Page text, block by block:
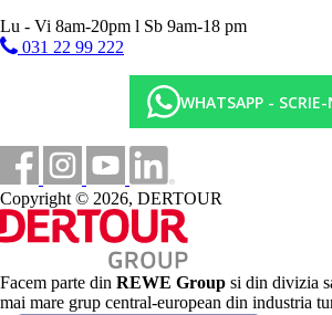
Descrierea plajei
sezlonguri, sezlonguri pentru copii
umbrele si prosoape gratuite
bar pe plaja
Activitati gratuite
programe de animatie
programe de seara
terenuri de tenis (echipament,
tenis de masa
fotbal de masa
mini-golf
fotbal (iluminat si echipament
Lu - Vi 8am-20pm l Sb 9am-18 pm
031 22 99 222
WHATSAPP - SCRIE-
Copyright © 2026, DERTOUR
Facem parte din REWE Group si din divizia
mai mare grup central-european din industria